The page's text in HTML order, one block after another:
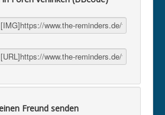
Freund senden